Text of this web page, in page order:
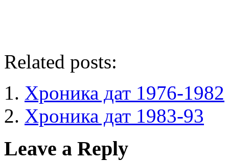
Related posts:
Хроника дат 1976-1982
Хроника дат 1983-93
Leave a Reply